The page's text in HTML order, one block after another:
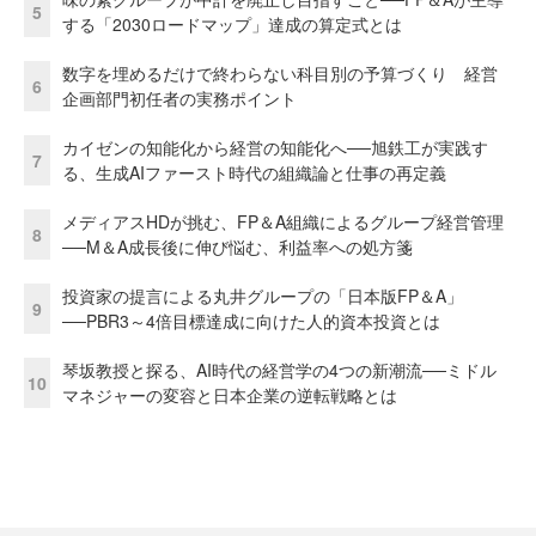
5
する「2030ロードマップ」達成の算定式とは
6
数字を埋めるだけで終わらない科目別の予算づくり 経営
企画部門初任者の実務ポイント
7
カイゼンの知能化から経営の知能化へ──旭鉄工が実践す
る、生成AIファースト時代の組織論と仕事の再定義
8
メディアスHDが挑む、FP＆A組織によるグループ経営管理
──M＆A成長後に伸び悩む、利益率への処方箋
9
投資家の提言による丸井グループの「日本版FP＆A」
──PBR3～4倍目標達成に向けた人的資本投資とは
10
琴坂教授と探る、AI時代の経営学の4つの新潮流──ミドル
マネジャーの変容と日本企業の逆転戦略とは